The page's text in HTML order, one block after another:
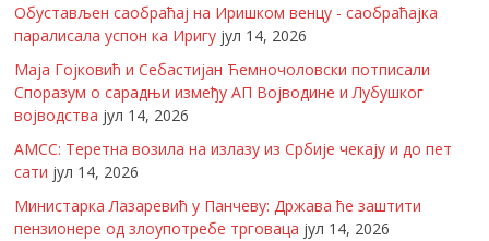
Обустављен саобраћај на Иришком венцу - саобраћајка
паралисала успон ка Иригу јул 14, 2026
Маја Гојковић и Себастијан Ћемночоловски потписали
Споразум о сарадњи између АП Војводине и Лубушког
војводства јул 14, 2026
АМСС: Теретна возила на излазу из Србије чекају и до пет
сати јул 14, 2026
Министарка Лазаревић у Панчеву: Држава ће заштити
пензионере од злоупотребе трговаца јул 14, 2026